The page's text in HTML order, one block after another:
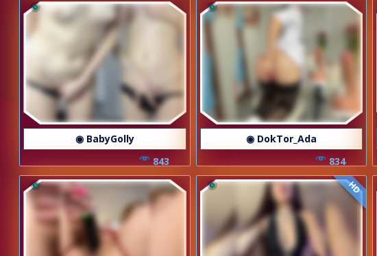
◉ BabyGolly
843
◉ DokTor_Ada
834
HD